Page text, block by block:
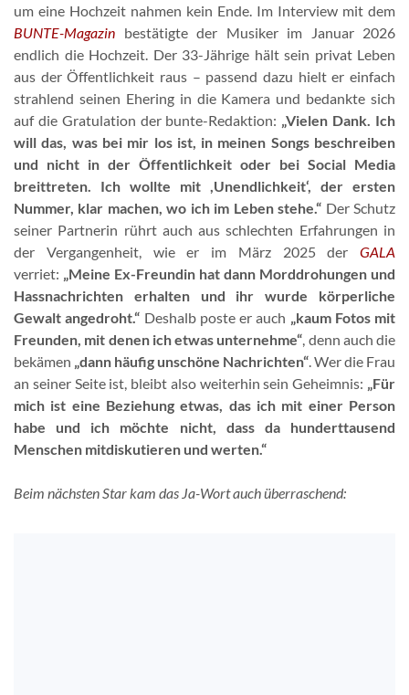
um eine Hochzeit nahmen kein Ende. Im Interview mit dem
BUNTE-Magazin bestätigte der Musiker im Januar 2026
endlich die Hochzeit. Der 33-Jährige hält sein privat Leben
aus der Öffentlichkeit raus – passend dazu hielt er einfach
strahlend seinen Ehering in die Kamera und bedankte sich
auf die Gratulation der bunte-Redaktion: „Vielen Dank. Ich
will das, was bei mir los ist, in meinen Songs beschreiben
und nicht in der Öffentlichkeit oder bei Social Media
breittreten. Ich wollte mit ,Unendlichkeit‘, der ersten
Nummer, klar machen, wo ich im Leben stehe.“ Der Schutz
seiner Partnerin rührt auch aus schlechten Erfahrungen in
der Vergangenheit, wie er im März 2025 der GALA
verriet:
„Meine Ex-Freundin hat dann Morddrohungen und
Hassnachrichten erhalten und ihr wurde körperliche
Gewalt angedroht.“ Deshalb poste er auch
„kaum Fotos mit
Freunden, mit denen ich etwas unternehme“ , denn auch die
bekämen „dann häufig unschöne Nachrichten“ . Wer die Frau
an seiner Seite ist, bleibt also weiterhin sein Geheimnis:
„Für
mich ist eine Beziehung etwas, das ich mit einer Person
habe und ich möchte nicht, dass da hunderttausend
Menschen mitdiskutieren und werten.“
Beim nächsten Star kam das Ja-Wort auch überraschend: